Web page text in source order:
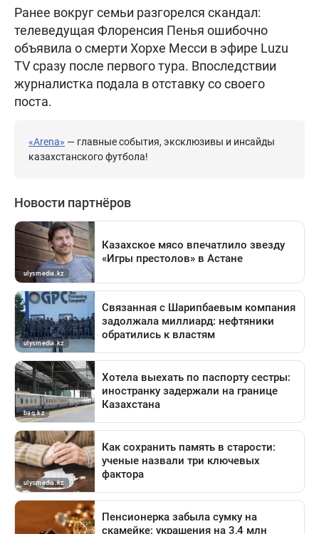
Ранее вокруг семьи разгорелся скандал:
телеведущая Флоренсия Пенья ошибочно
объявила о смерти Хорхе Месси в эфире Luzu
TV сразу после первого тура. Впоследствии
журналистка подала в отставку со своего
поста.
«Arena» — главные события, эксклюзивы и инсайды
казахстанского футбола!